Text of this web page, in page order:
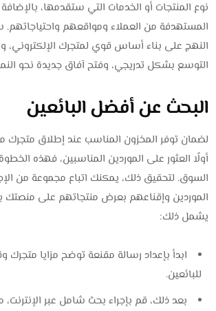
نوع المنتجات أو الخدمات التي ستقدمها،
المستهدفة من العملاء ومواقعهم
النهج على بناء أساس قوي لمتجرك
التوسع بشكل تدريجي، وفتح آفاق جديدة نحو
البحث عن أفضل البائعين
لضمان توفر المخزون المناسب عند إطلاق متجرك
أولًا العثور على الموردين المناسبين، فهذه
السوق. لتحقيق ذلك، يمكنك اتباع مجموعة من
الموردين وإقناعهم بعرض منتجاتهم على منصتك
يشمل ذلك:
ابدأ بإعداد رسالة مقنعة توضح مزايا متجرك
للبائعين.
بعد ذلك، قم بإجراء بحث شامل عبر الإنترنت،